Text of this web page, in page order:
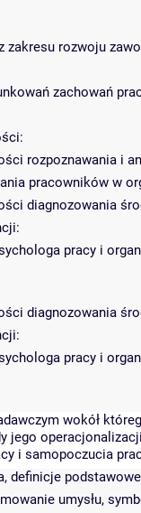
zakresu rozwoju
zachowań
rozpoznawania i
pracowników w
diagnozowania
pracy i
diagnozowania
pracy i
wokół
jego
i samopoczucia
definicje
umysłu,